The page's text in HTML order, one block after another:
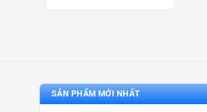
SẢN PHẨM MỚI NHẤT